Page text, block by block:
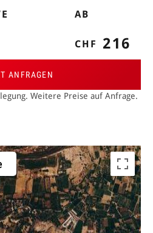
AB
CHF 216
ANFRAGEN
Weitere Preise auf Anfrage.